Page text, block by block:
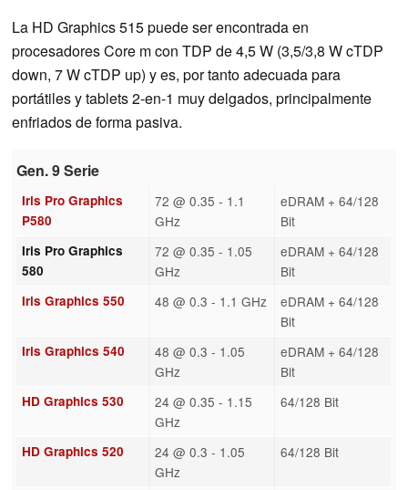
La HD Graphics 515 puede ser encontrada en
procesadores Core m con TDP de 4,5 W (3,5/3,8 W cTDP
down, 7 W cTDP up) y es, por tanto adecuada para
portátiles y tablets 2-en-1 muy delgados, principalmente
enfriados de forma pasiva.
Gen. 9 Serie
Iris Pro Graphics
P580
72 @ 0.35 - 1.1
GHz
eDRAM + 64/128
Bit
Iris Pro Graphics
580
72 @ 0.35 - 1.05
GHz
eDRAM + 64/128
Bit
Iris Graphics 550 48 @ 0.3 - 1.1 GHz
eDRAM + 64/128
Bit
Iris Graphics 540
48 @ 0.3 - 1.05
GHz
eDRAM + 64/128
Bit
HD Graphics 530
24 @ 0.35 - 1.15
GHz
64/128 Bit
HD Graphics 520
24 @ 0.3 - 1.05
GHz
64/128 Bit